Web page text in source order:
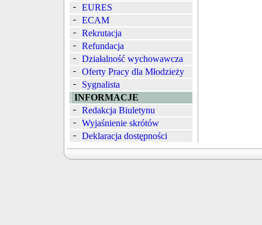
EURES
ECAM
Rekrutacja
Refundacja
Działalność wychowawcza
Oferty Pracy dla Młodzieży
Sygnalista
INFORMACJE
Redakcja Biuletynu
Wyjaśnienie skrótów
Deklaracja dostępności